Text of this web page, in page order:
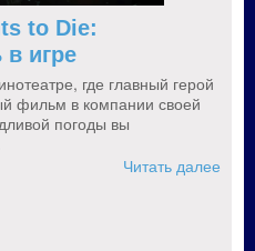
to Die:
в игре
где главный герой
фильм в компании своей
погоды вы
Читать далее